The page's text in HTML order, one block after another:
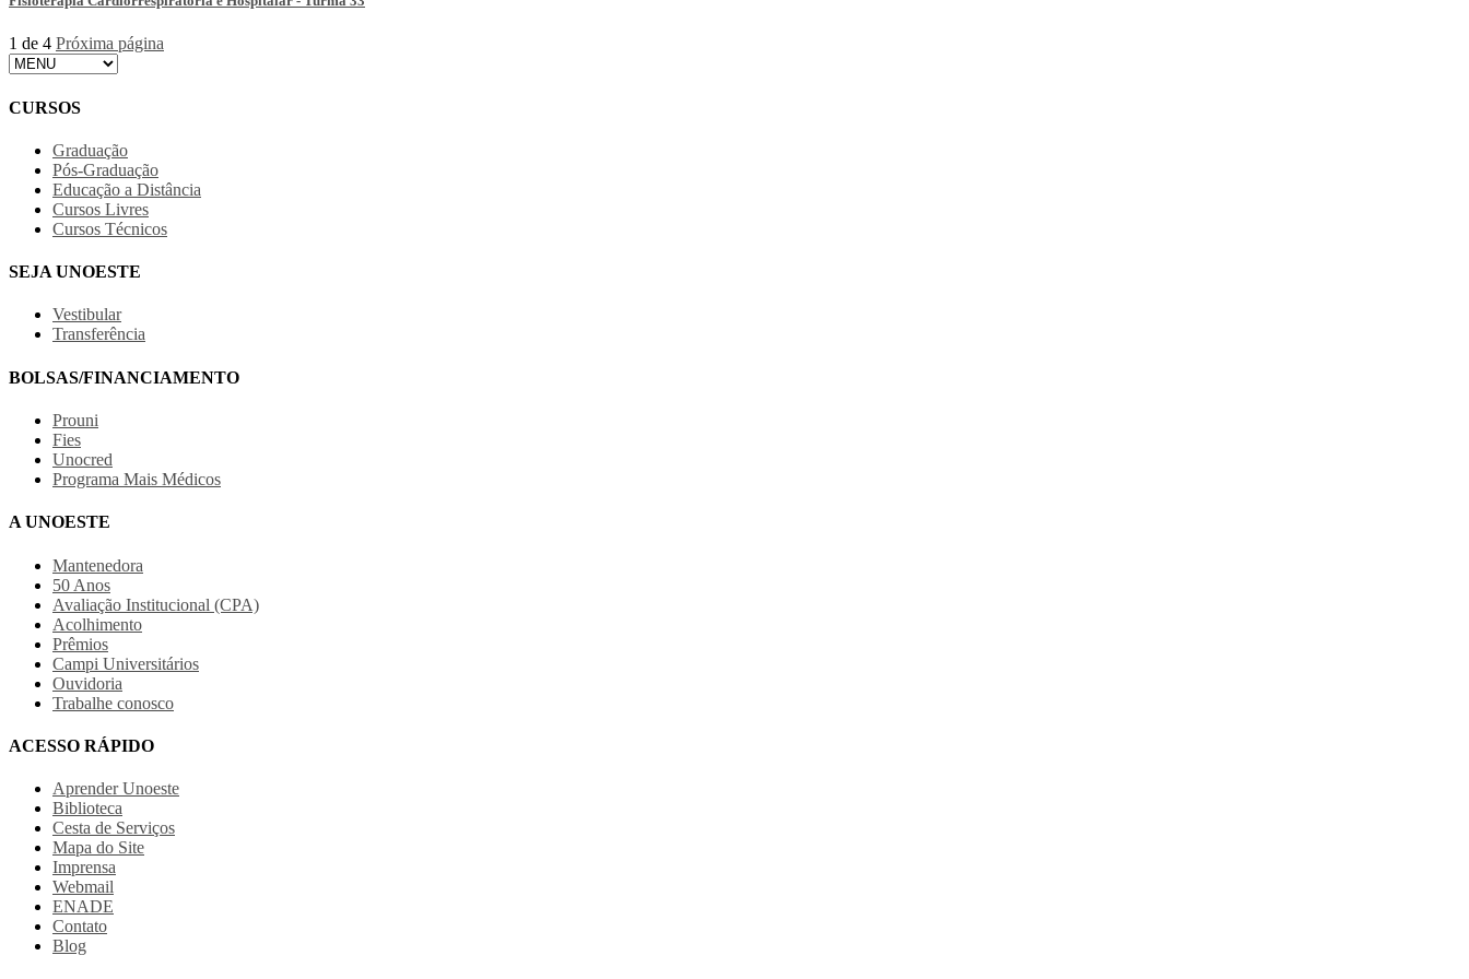
1 de 4 Próxima página
CURSOS
Graduação
Pós-Graduação
Educação a Distância
Cursos Livres
Cursos Técnicos
SEJA UNOESTE
Vestibular
Transferência
BOLSAS/FINANCIAMENTO
Prouni
Fies
Unocred
Programa Mais Médicos
A UNOESTE
Mantenedora
50 Anos
Avaliação Institucional (CPA)
Acolhimento
Prêmios
Campi Universitários
Ouvidoria
Trabalhe conosco
ACESSO RÁPIDO
Aprender Unoeste
Biblioteca
Cesta de Serviços
Mapa do Site
Imprensa
Webmail
ENADE
Contato
Blog